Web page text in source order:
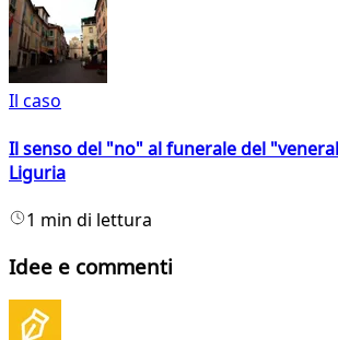
Il caso
Il senso del "no" al funerale del
Liguria
1 min di lettura
Idee e commenti